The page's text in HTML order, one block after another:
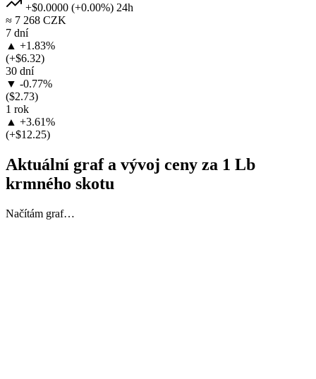
+$0.0000 (+0.00%) 24h
≈ 7 268 CZK
7 dní
▲ +1.83%
(+$6.32)
30 dní
▼ -0.77%
($2.73)
1 rok
▲ +3.61%
(+$12.25)
Aktuální graf a vývoj ceny za 1 Lb
krmného skotu
Načítám graf…